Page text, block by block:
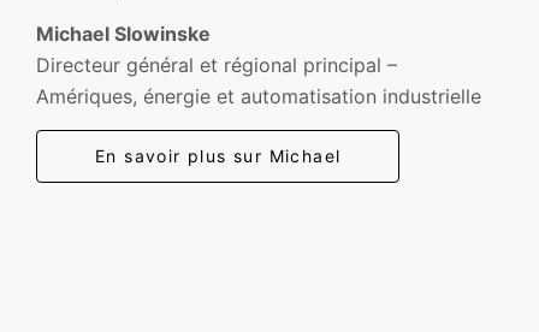
Michael Slowinske
Directeur général et régional principal –
Amériques, énergie et automatisation industrielle
En savoir plus sur Michael